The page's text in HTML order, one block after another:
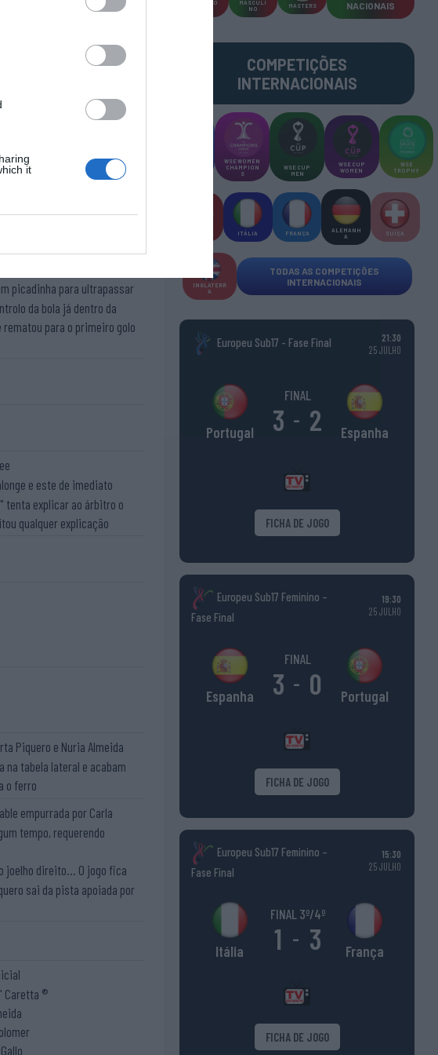
it ®
picadinha para ultrapassar
da bola já dentro da
rematou para o primeiro golo
e este de imediato
tenta explicar ao árbitro o
qualquer explicação
Piquero e Nuria Almeida
na tabela lateral e acabam
o ferro
empurrada por Carla
tempo, requerendo
joelho direito... O jogo fica
sai da pista apoiada por
Caretta ®
TORNEIO
MASCULI
NO
MASTERS
NACIONAIS
COMPETIÇÕES
INTERNACIONAIS
WSE WOMEN
CHAMPION
S
WSE CUP
MEN
WSE CUP
WOMEN
WSE
TROPHY
ITÁLIA FRANÇA
ALEMANH
A
SUÍÇA
INGLATERR
A
TODAS AS COMPETIÇÕES
INTERNACIONAIS
Europeu Sub17 - Fase Final
21:30
25 JULHO
Portugal
FINAL
3 - 2 Espanha
FICHA DE JOGO
Europeu Sub17 Feminino –
Fase Final
19:30
25 JULHO
Espanha
FINAL
3 - 0 Portugal
FICHA DE JOGO
Europeu Sub17 Feminino –
Fase Final
15:30
25 JULHO
Itália
FINAL 3º/4º
1 - 3 França
FICHA DE JOGO